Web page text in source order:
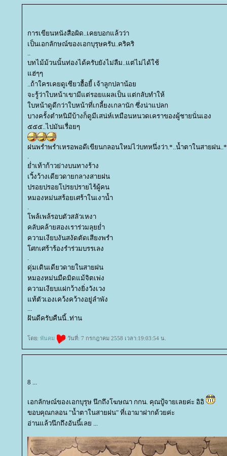
การเขียนหนังสือผิด..เคยบอกแล้วว่า
เป็นเอกลักษณ์ของเอกบุรุษครับ..คริคริ
บทไม้ม้วนนั้นท่องได้ครับยังไม่ลืม..แต่ไม่ได้ใช้
ฮ่ๆๆ
..ถ้าใครเคยดูเซียวฮื้อยี้ เจ้าลูกปลาน้อ
จะรู้ว่าใบหน้าเขามีแต่รอยแผลเป็น แต่กลับทำให้
บหน้าดูดีกว่าใบหน้าที่เกลี้ยงเกลานัก ซึ่งน่าแปลก
บางครั้งตำหนิมีบ้างก็ดูมีเสน่ห์เหมือนหนวดเคราของผู้ชายนั่นเอง
๕๕๕..ไปมันเรื่อยๆ
ฝนพรำพรำเหรอพอดีเขียนกลอนใหม่ไว่บทหนึ่งว่า.*..น้ำตาในสายฝน
่ำเท้าก้าวย่างบนทางร้าง
เวิ้งว้างเดียวดายกลางสายฝน
ปรอยปรอยโปรยปรายไร้ผู้คน
หมองหม่นสร้อยเศร้าในเงาน้ำ
พล้เพล้รอบตัวสลัวเหงา
คลับคล้ายสองเราร่วมลุยย่ำ
ความเงียบงันสงัดตัดเสียงพรำ
ศกเศร้าร้องรำร่วมบรรเลง
ดุ่มเดินเดียวดายในสายฝน
หมองหม่นมืดมิดแม้จิตเพ่ง
ความเงียบแผ่กว้างยิ่งวังเวง
ท้ตัวเองเคว้งคว้างอยู่ลำพัง
ฝันดีครับคืนนี้..ท่าน
ดย: พันคม วันที่: 7 กรกฎาคม 2558 เวลา:19:03:54 น.
8 ...
เอกลักษณ์ของเอกบุรุษ นึกถึงโฆษณา กกน. คุณปู้จายเลยค่ะ อิอิ
ขอบคุณกลอน "น้ำตาในสายฝน" ที่เอามาฝากด้วยค่ะ
อ่านแล้วนึกถึงอันนี้เลย ...